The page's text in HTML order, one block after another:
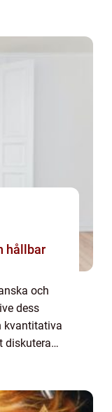
hållbar
och
dess
kvantitativa
diskutera